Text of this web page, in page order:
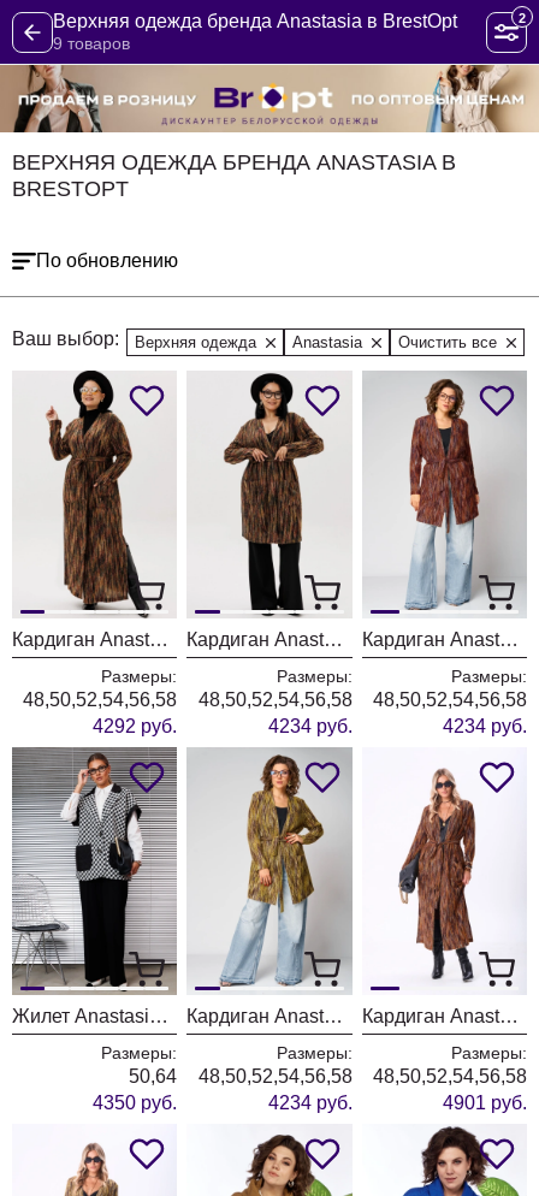
Верхняя одежда бренда Anastasia в BrestOpt
9 товаров
2
ВЕРХНЯЯ ОДЕЖДА БРЕНДА ANASTASIA В
BRESTOPT
По обновлению
Ваш выбор: Верхняя одежда Anastasia Очистить все
Кардиган Anastasia 1277-1 мультиколор
Размеры:
48,50,52,54,56,58
4292 руб.
Кардиган Anastasia 1278 мультиколор
Размеры:
48,50,52,54,56,58
4234 руб.
Кардиган Anastasia 1278 бордо
Размеры:
48,50,52,54,56,58
4234 руб.
Жилет Anastasia 1166 черно-белый гусиная лапка
Размеры:
50,64
4350 руб.
Кардиган Anastasia 1278 песочный
Размеры:
48,50,52,54,56,58
4234 руб.
Кардиган Anastasia 1277 бордо
Размеры:
48,50,52,54,56,58
4901 руб.